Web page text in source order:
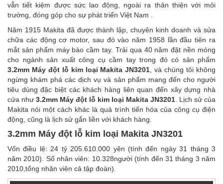
vẫn tiết kiệm được sức lao động, ngoài ra thân thiện với môi
trường, đóng góp cho sự phát triển Việt Nam .
Năm 1915 Makita đã được thành lập, chuyên kinh doanh và sửa
chữa các động cơ motor, sau đó vào năm 1958 lần đầu tiên ra
mắt sản phẩm máy bào cầm tay. Trải qua 40 năm đặt nền móng
cho ngành sản xuất công cụ cầm tay trong đó có sản phẩm
3.2mm Máy đột lỗ kim loại Makita JN3201 , và chúng tôi không
ngừng khám phá các dịch vụ và sản phẩm mang đến cho người
tiêu dùng đặc biệt các khách hàng liên quan đến xây dựng nhà
cửa như 3.2mm Máy đột lỗ kim loại Makita JN3201 . Lịch sử của
Makita nói một cách khác là quá trình tiến hóa của công cụ điện
động, cũng là lịch sử gắn liền với khách hàng.
3.2mm Máy đột lỗ kim loại Makita JN3201
Vốn điều lệ: 24 tỷ 205.610.000 yên (tính đến ngày 31 tháng 3
năm 2010). Số nhân viên: 10.328người (tính đến 31 tháng 3 năm
2010,tổng nhân viên cả tập đoàn).